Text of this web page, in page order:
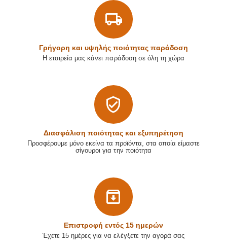
Γρήγορη και υψηλής ποιότητας παράδοση
Η εταιρεία μας κάνει παράδοση σε όλη τη χώρα
Διασφάλιση ποιότητας και εξυπηρέτηση
Προσφέρουμε μόνο εκείνα τα προϊόντα, στα οποία είμαστε
σίγουροι για την ποιότητα
Επιστρoφή εντός 15 ημερών
Έχετε 15 ημέρες για να ελέγξετε την αγορά σας